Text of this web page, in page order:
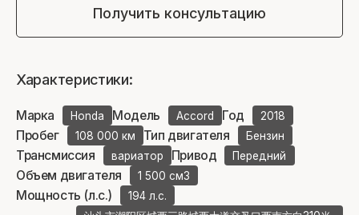
Получить консультацию
Характеристики:
Марка Honda Модель Accord Год 2018
Пробег 108 000 км Тип двигателя Бензин
Трансмиссия вариатор Привод Передний
Объем двигателя 1 500 см3
Мощность (л.с.) 194 л.с.